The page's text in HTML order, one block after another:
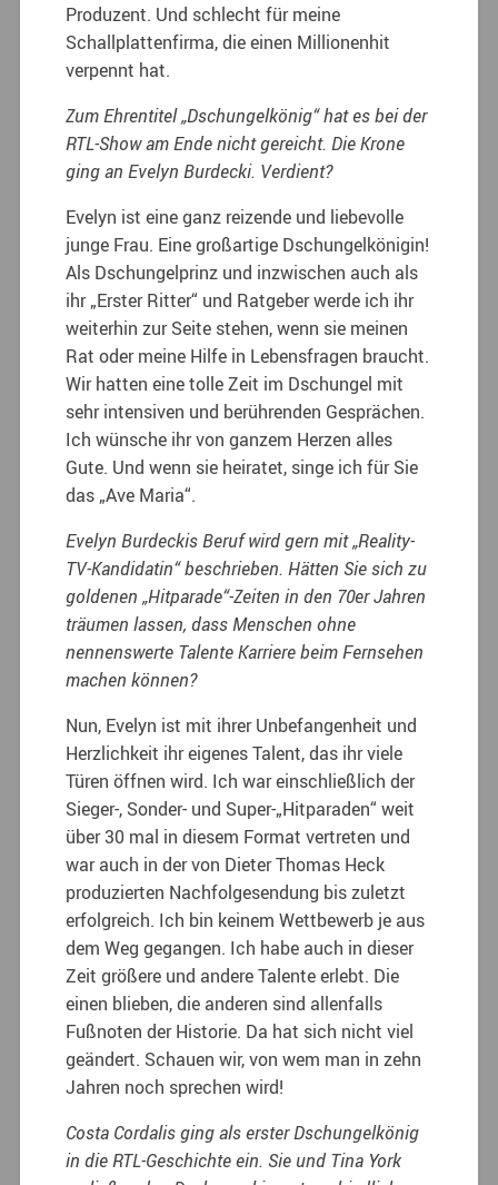
Produzent. Und schlecht für meine
Schallplattenfirma, die einen Millionenhit
verpennt hat.
Zum Ehrentitel „Dschungelkönig“ hat es bei der
RTL-Show am Ende nicht gereicht. Die Krone
ging an Evelyn Burdecki. Verdient?
Evelyn ist eine ganz reizende und liebevolle
junge Frau. Eine großartige Dschungelkönigin!
Als Dschungelprinz und inzwischen auch als
ihr „Erster Ritter“ und Ratgeber werde ich ihr
weiterhin zur Seite stehen, wenn sie meinen
Rat oder meine Hilfe in Lebensfragen braucht.
Wir hatten eine tolle Zeit im Dschungel mit
sehr intensiven und berührenden Gesprächen.
Ich wünsche ihr von ganzem Herzen alles
Gute. Und wenn sie heiratet, singe ich für Sie
das „Ave Maria“.
Evelyn Burdeckis Beruf wird gern mit „Reality-
TV-Kandidatin“ beschrieben. Hätten Sie sich zu
goldenen „Hitparade“-Zeiten in den 70er Jahren
träumen lassen, dass Menschen ohne
nennenswerte Talente Karriere beim Fernsehen
machen können?
Nun, Evelyn ist mit ihrer Unbefangenheit und
Herzlichkeit ihr eigenes Talent, das ihr viele
Türen öffnen wird. Ich war einschließlich der
Sieger-, Sonder- und Super-„Hitparaden“ weit
über 30 mal in diesem Format vertreten und
war auch in der von Dieter Thomas Heck
produzierten Nachfolgesendung bis zuletzt
erfolgreich. Ich bin keinem Wettbewerb je aus
dem Weg gegangen. Ich habe auch in dieser
Zeit größere und andere Talente erlebt. Die
einen blieben, die anderen sind allenfalls
Fußnoten der Historie. Da hat sich nicht viel
geändert. Schauen wir, von wem man in zehn
Jahren noch sprechen wird!
Costa Cordalis ging als erster Dschungelkönig
in die RTL-Geschichte ein. Sie und Tina York